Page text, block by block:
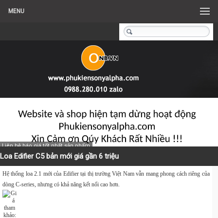
MENU
Liên hệ báo giá tốt nhất sản phẩm
Loa Edifier C5 bản mới giá gần 6 triệu
Hệ thống loa 2.1 mới của Edifier tại thị trường Việt Nam vẫn mang phong cách riêng của
dòng C-series, nhưng có khả năng kết nối cao hơn.